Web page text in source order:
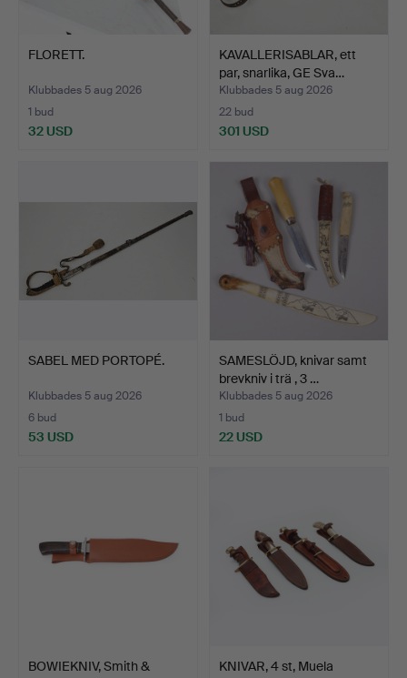
FLORETT.
Klubbades 5 aug 2026
1 bud
32 USD
KAVALLERISABLAR, ett
par, snarlika, GE Sva…
Klubbades 5 aug 2026
22 bud
301 USD
SABEL MED PORTOPÉ.
Klubbades 5 aug 2026
6 bud
53 USD
SAMESLÖJD, knivar samt
brevkniv i trä , 3 …
Klubbades 5 aug 2026
1 bud
22 USD
BOWIEKNIV, Smith &
KNIVAR, 4 st, Muela